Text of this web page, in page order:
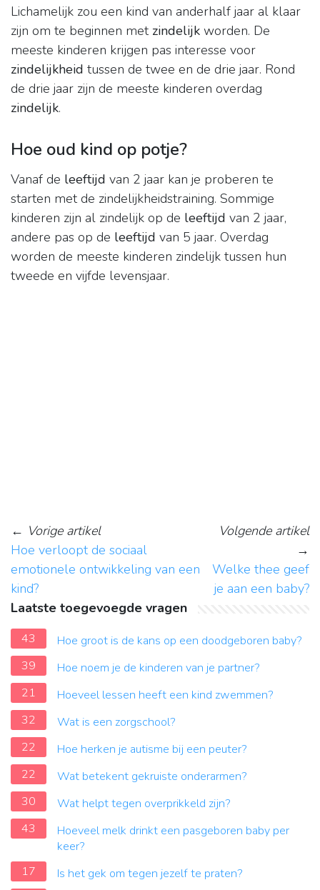
Lichamelijk zou een kind van anderhalf jaar al klaar
zijn om te beginnen met zindelijk worden. De
meeste kinderen krijgen pas interesse voor
zindelijkheid tussen de twee en de drie jaar. Rond
de drie jaar zijn de meeste kinderen overdag
zindelijk.
Hoe oud kind op potje?
Vanaf de leeftijd van 2 jaar kan je proberen te
starten met de zindelijkheidstraining. Sommige
kinderen zijn al zindelijk op de leeftijd van 2 jaar,
andere pas op de leeftijd van 5 jaar. Overdag
worden de meeste kinderen zindelijk tussen hun
tweede en vijfde levensjaar.
← Vorige artikel
Hoe verloopt de sociaal
emotionele ontwikkeling van een
kind?
Volgende artikel
→
Welke thee geef
je aan een baby?
Laatste toegevoegde vragen
43
Hoe groot is de kans op een doodgeboren baby?
39
Hoe noem je de kinderen van je partner?
21
Hoeveel lessen heeft een kind zwemmen?
32
Wat is een zorgschool?
22
Hoe herken je autisme bij een peuter?
22
Wat betekent gekruiste onderarmen?
30
Wat helpt tegen overprikkeld zijn?
43
Hoeveel melk drinkt een pasgeboren baby per
keer?
17
Is het gek om tegen jezelf te praten?